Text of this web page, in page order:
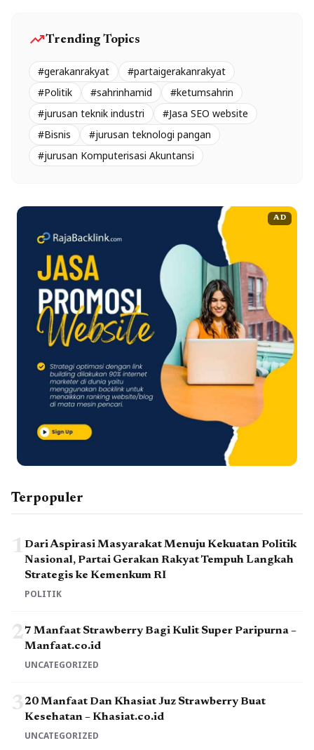
trending_upTrending Topics
#gerakanrakyat
#partaigerakanrakyat
#Politik
#sahrinhamid
#ketumsahrin
#jurusan teknik industri
#Jasa SEO website
#Bisnis
#jurusan teknologi pangan
#jurusan Komputerisasi Akuntansi
AD
Terpopuler
1 Dari Aspirasi Masyarakat Menuju Kekuatan Politik
Nasional, Partai Gerakan Rakyat Tempuh Langkah
Strategis ke Kemenkum RI
POLITIK
27 Manfaat Strawberry Bagi Kulit Super Paripurna –
Manfaat.co.id
UNCATEGORIZED
320 Manfaat Dan Khasiat Juz Strawberry Buat
Kesehatan – Khasiat.co.id
UNCATEGORIZED